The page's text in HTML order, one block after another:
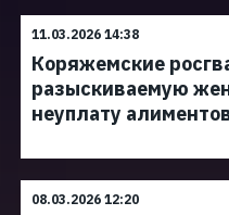
11.03.2026 14:38
Коряжемские
разыскиваемую
неуплату
08.03.2026 12:20